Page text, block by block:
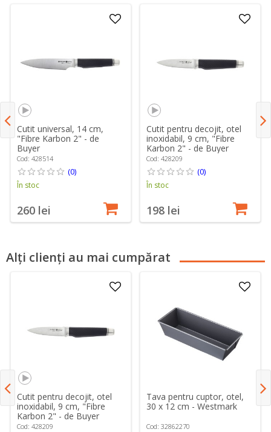
Cutit universal, 14 cm,
"Fibre Karbon 2" - de
Buyer
Cod: 428514
(0)
În stoc
260 lei
Cutit pentru decojit, otel
inoxidabil, 9 cm, "Fibre
Karbon 2" - de Buyer
Cod: 428209
(0)
În stoc
198 lei
Alți clienți au mai cumpărat
Cutit pentru decojit, otel
inoxidabil, 9 cm, "Fibre
Karbon 2" - de Buyer
Cod: 428209
Tava pentru cuptor, otel,
30 x 12 cm - Westmark
Cod: 32862270